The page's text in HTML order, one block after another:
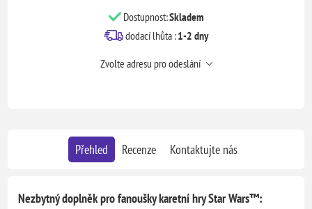
Dostupnost:Skladem
dodací lhůta :1-2 dny
Zvolte adresu pro odeslání
Přehled Recenze Kontaktujte nás
Nezbytný doplněk pro fanoušky karetní hry Star Wars™: